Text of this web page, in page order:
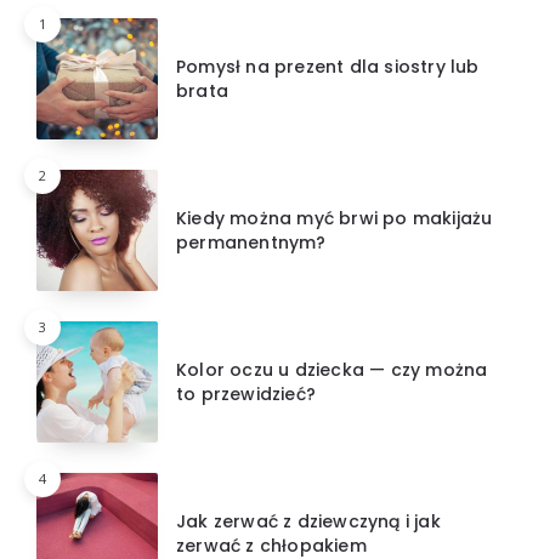
1
Pomysł na prezent dla siostry lub
brata
2
Kiedy można myć brwi po makijażu
permanentnym?
3
Kolor oczu u dziecka — czy można
to przewidzieć?
4
Jak zerwać z dziewczyną i jak
zerwać z chłopakiem